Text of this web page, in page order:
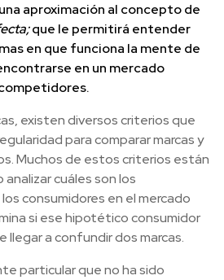
aproximación al concepto de
que le permitirá entender
en que funciona la mente de
en un mercado
existen diversos criterios que
para comparar marcas y
Muchos de estos criterios están
cuáles son los
consumidores en el mercado
si ese hipotético consumidor
a confundir dos marcas.
particular que no ha sido